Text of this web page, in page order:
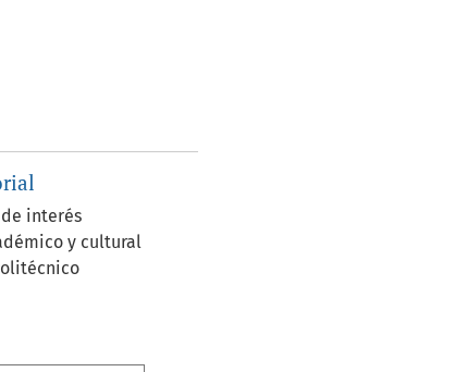
de interés
y cultural
958-5142